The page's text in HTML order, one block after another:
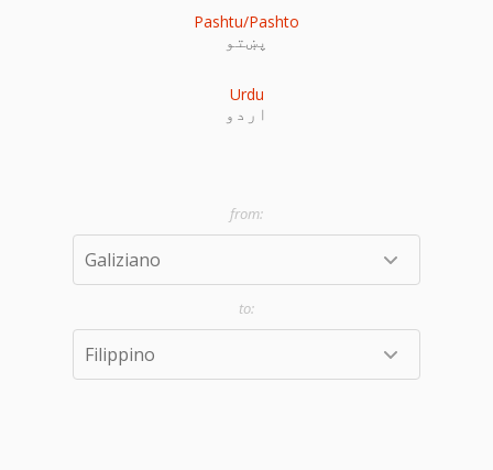
Pashtu/Pashto
پښتو
Urdu
اردو